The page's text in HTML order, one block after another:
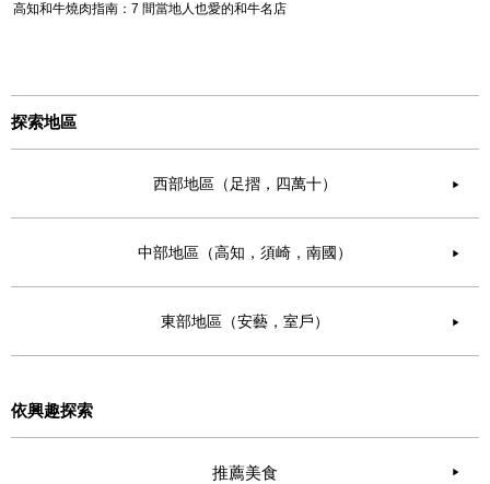
高知和牛燒肉指南：7 間當地人也愛的和牛名店
探索地區
西部地區（足摺，四萬十） ▶︎
中部地區（高知，須崎，南國） ▶︎
東部地區（安藝，室戶） ▶︎
依興趣探索
推薦美食